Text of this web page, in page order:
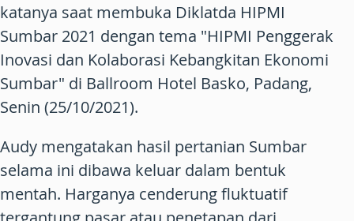
katanya saat membuka Diklatda HIPMI
Sumbar 2021 dengan tema "HIPMI Penggerak
Inovasi dan Kolaborasi Kebangkitan Ekonomi
Sumbar" di Ballroom Hotel Basko, Padang,
Senin (25/10/2021).
Audy mengatakan hasil pertanian Sumbar
selama ini dibawa keluar dalam bentuk
mentah. Harganya cenderung fluktuatif